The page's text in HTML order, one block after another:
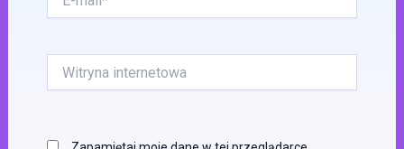
mail*
internetowa